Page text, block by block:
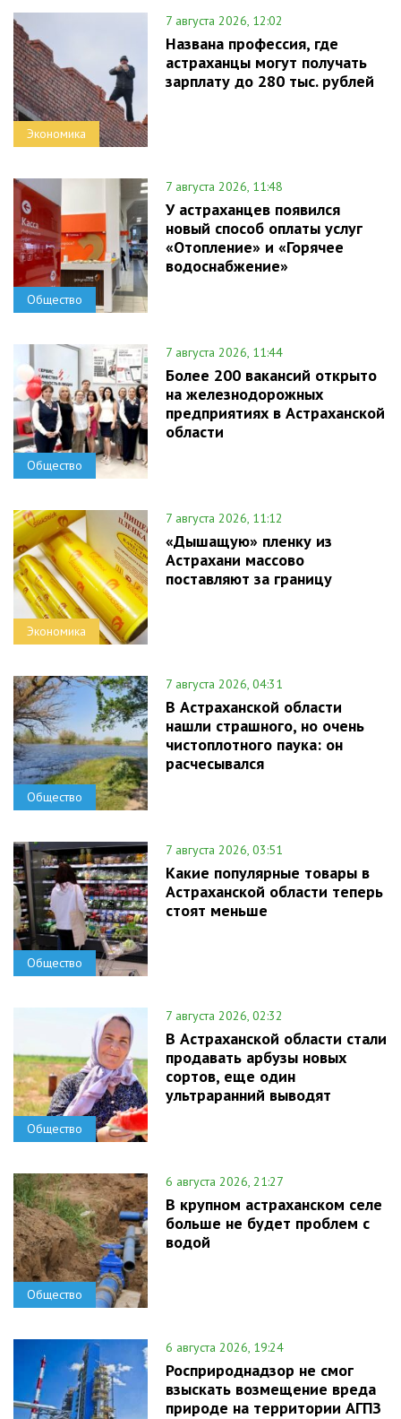
Экономика
7 августа 2026, 12:02
Названа профессия, где
астраханцы могут получать
зарплату до 280 тыс. рублей
Общество
7 августа 2026, 11:48
У астраханцев появился
новый способ оплаты услуг
«Отопление» и «Горячее
водоснабжение»
Общество
7 августа 2026, 11:44
Более 200 вакансий открыто
на железнодорожных
предприятиях в Астраханской
области
Экономика
7 августа 2026, 11:12
«Дышащую» пленку из
Астрахани массово
поставляют за границу
Общество
7 августа 2026, 04:31
В Астраханской области
нашли страшного, но очень
чистоплотного паука: он
расчесывался
Общество
7 августа 2026, 03:51
Какие популярные товары в
Астраханской области теперь
стоят меньше
Общество
7 августа 2026, 02:32
В Астраханской области стали
продавать арбузы новых
сортов, еще один
ультраранний выводят
Общество
6 августа 2026, 21:27
В крупном астраханском селе
больше не будет проблем с
водой
6 августа 2026, 19:24
Росприроднадзор не смог
взыскать возмещение вреда
природе на территории АГПЗ